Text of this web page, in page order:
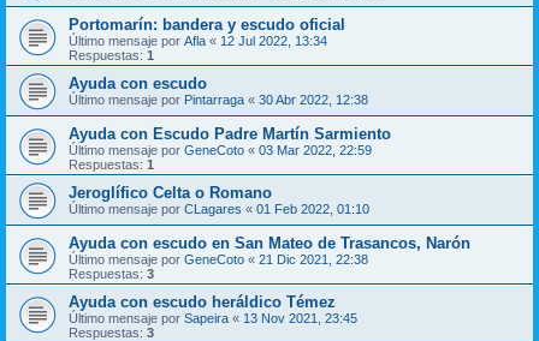
Portomarín: bandera y escudo oficial
Último mensaje por Afla « 12 Jul 2022, 13:34
Respuestas: 1
Ayuda con escudo
Último mensaje por Pintarraga « 30 Abr 2022, 12:38
Ayuda con Escudo Padre Martín Sarmiento
Último mensaje por GeneCoto « 03 Mar 2022, 22:59
Respuestas: 1
Jeroglífico Celta o Romano
Último mensaje por CLagares « 01 Feb 2022, 01:10
Ayuda con escudo en San Mateo de Trasancos, Narón
Último mensaje por GeneCoto « 21 Dic 2021, 22:38
Respuestas: 3
Ayuda con escudo heráldico Témez
Último mensaje por Sapeira « 13 Nov 2021, 23:45
Respuestas: 3